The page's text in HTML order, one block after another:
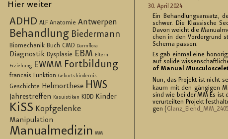
Hier weiter
ADHD ALF Anatomie Antwerpen
Behandlung Biedermann
Biomechanik Buch CMD Darmflora
Diagnostik Dysplasie EBM Eltern
Erziehung EWMM Fortbildung
francais Funktion Geburtshindernis
Geschichte Helmorthese HWS
Jahrestreffen Kasuistiken KIDD Kinder
KiSS Kopfgelenke
Manipulation
Manualmedizin MM
30. April 2024
Ein Be­hand­lungs­an­satz,
schwer. Die Klas­si­sche
Davon weicht die
chen in den Vor­der­grund
Sche­ma pas­sen.
Es gab ein­mal eine
auf so­li­de
of Ma­nu­al
Nun, das Pro­jekt ist nicht
kaum mit den gän­gi­gen
sind wie bei der MM Es ist
ver­ur­teil­ten Pro­jekt
gen ( Glan­z_E­len­d_M­M_2405